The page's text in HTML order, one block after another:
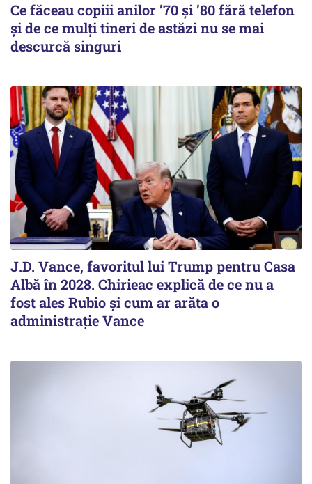
Ce făceau copiii anilor ’70 și ’80 fără telefon
și de ce mulți tineri de astăzi nu se mai
descurcă singuri
J.D. Vance, favoritul lui Trump pentru Casa
Albă în 2028. Chirieac explică de ce nu a
fost ales Rubio și cum ar arăta o
administrație Vance